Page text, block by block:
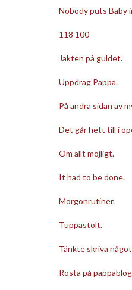
Nobody puts Baby
118 100
Jakten på guldet.
Uppdrag Pappa.
På andra sidan av
Det går hett till i
Om allt möjligt.
It had to be done.
Morgonrutiner.
Tuppastolt.
Tänkte skriva
Rösta på